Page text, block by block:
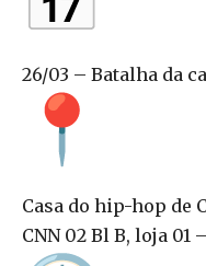
26/03 – Batalha da
Casa do hip-hop de
CNN 02 Bl B, loja 01